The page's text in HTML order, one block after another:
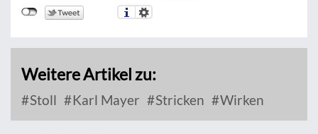
Weitere Artikel zu:
Stoll Karl Mayer Stricken Wirken